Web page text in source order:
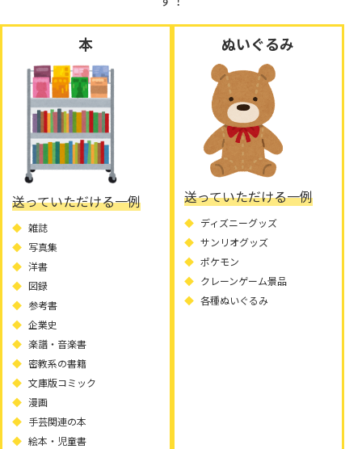
本
送っていただける一例
雑誌
写真集
洋書
図録
参考書
企業史
楽譜・音楽書
密教系の書籍
文庫版コミック
漫画
手芸関連の本
絵本・児童書
ぬいぐるみ
送っていただける一例
ディズニーグッズ
サンリオグッズ
ポケモン
クレーンゲーム景品
各種ぬいぐるみ